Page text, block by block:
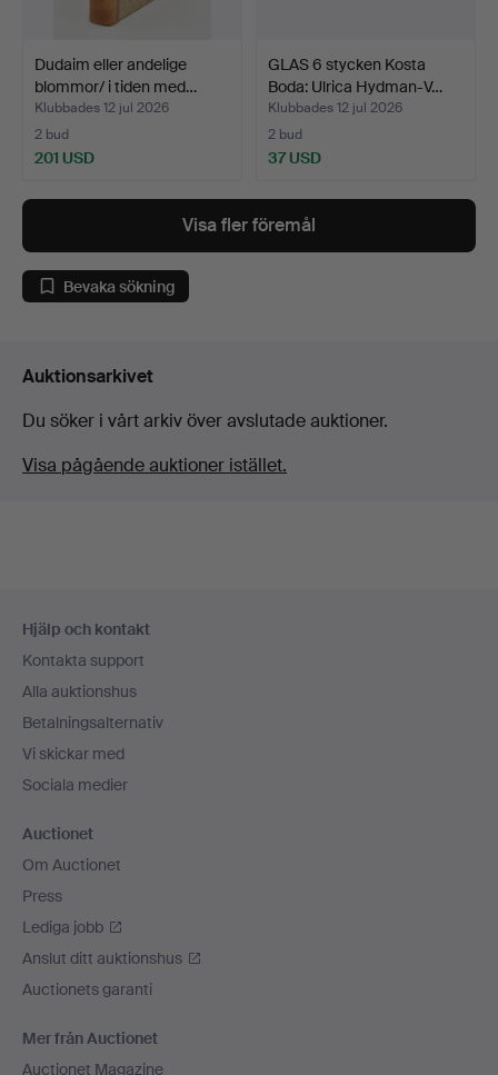
Dudaim eller andelige
blommor/ i tiden med…
Klubbades 12 jul 2026
2 bud
201 USD
GLAS 6 stycken Kosta
Boda: Ulrica Hydman-V…
Klubbades 12 jul 2026
2 bud
37 USD
Visa fler föremål
Bevaka sökning
Auktionsarkivet
Du söker i vårt arkiv över avslutade auktioner.
Visa pågående auktioner istället.
Hjälp och kontakt
Kontakta support
Alla auktionshus
Betalningsalternativ
Vi skickar med
Sociala medier
Auctionet
Om Auctionet
Press
Lediga jobb
Anslut ditt auktionshus
Auctionets garanti
Mer från Auctionet
Auctionet Magazine